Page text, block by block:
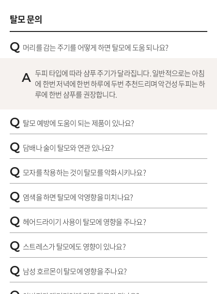
탈모 문의
Q 머리를 감는 주기를 어떻게 하면 탈모에 도움 되나요?
A 두피 타입에 따라 샴푸 주기가 달라집니다. 일반적으로는 아침
에 한번 저녁에 한번 하루에 두번 추천드리며 악건성 두피는 하
루에 한번 샴푸를 권장합니다.
Q 탈모 예방에 도움이 되는 제품이 있나요?
Q 담배나 술이 탈모와 연관 있나요?
Q 모자를 착용하는 것이 탈모를 악화시키나요?
Q 염색을 하면 탈모에 악영향을 미치나요?
Q 헤어드라이기 사용이 탈모에 영향을 주나요?
Q 스트레스가 탈모에도 영향이 있나요?
Q 남성 호르몬이 탈모에 영향을 주나요?